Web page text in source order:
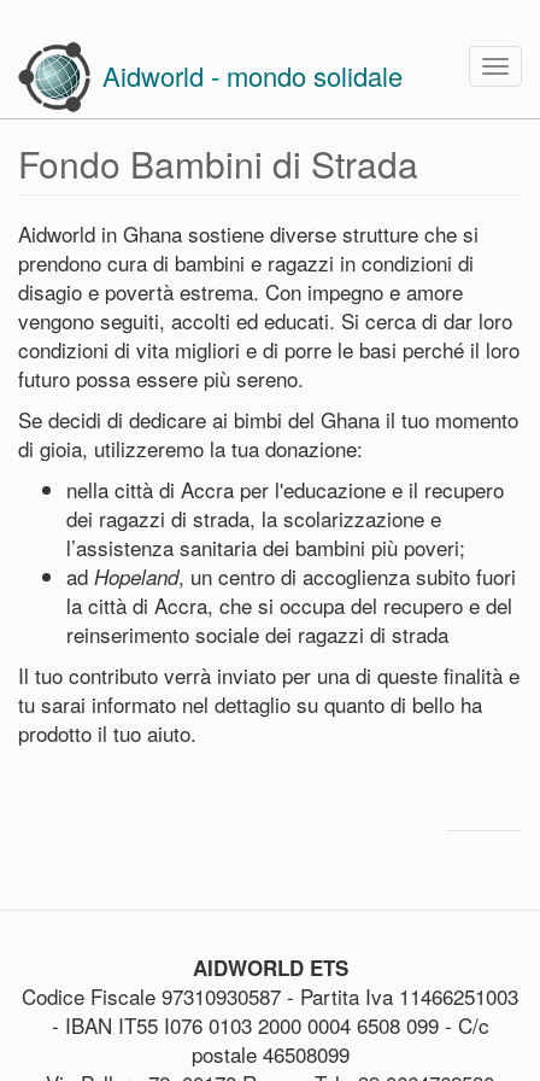
main
content
Aidworld - mondo solidale
Fondo Bambini di Strada
Aidworld in Ghana sostiene diverse strutture che si
prendono cura di bambini e ragazzi in condizioni di
disagio e povertà estrema. Con impegno e amore
vengono seguiti, accolti ed educati. Si cerca di dar loro
condizioni di vita migliori e di porre le basi perché il loro
futuro possa essere più sereno.
Se decidi di dedicare ai bimbi del Ghana il tuo momento
di gioia, utilizzeremo la tua donazione:
nella città di Accra per l'educazione e il recupero
dei ragazzi di strada, la scolarizzazione e
l’assistenza sanitaria dei bambini più poveri;
ad Hopeland, un centro di accoglienza subito fuori
la città di Accra, che si occupa del recupero e del
reinserimento sociale dei ragazzi di strada
Il tuo contributo verrà inviato per una di queste finalità e
tu sarai informato nel dettaglio su quanto di bello ha
prodotto il tuo aiuto.
AIDWORLD ETS
Codice Fiscale 97310930587 - Partita Iva 11466251003
- IBAN IT55 I076 0103 2000 0004 6508 099 - C/c
postale 46508099